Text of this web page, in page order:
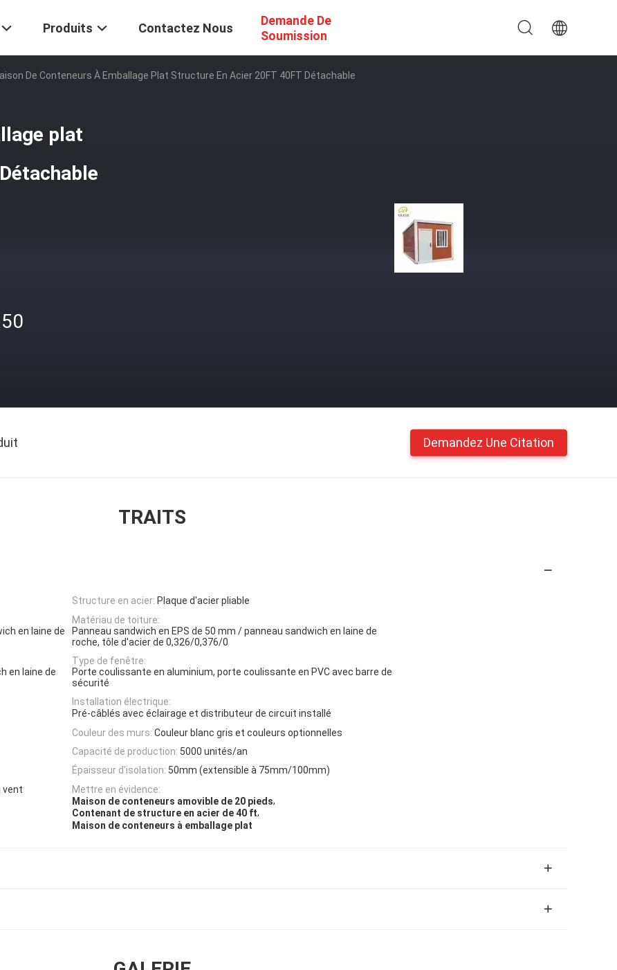
Produits Contactez Nous
Demande De
Soumission
De Conteneurs À Emballage Plat Structure En Acier 20FT 40FT Détachable
plat
Demandez Une Citation
TRAITS
Structure en acier: Plaque d'acier pliable
en laine de
Matériau de toiture:
Panneau sandwich en EPS de 50 mm / panneau sandwich en laine de
roche, tôle d'acier de 0,326/0,376/0
en laine de
Type de fenêtre:
Porte coulissante en aluminium, porte coulissante en PVC avec barre de
sécurité
Installation électrique:
Pré-câblés avec éclairage et distributeur de circuit installé
Couleur des murs: Couleur blanc gris et couleurs optionnelles
Capacité de production: 5000 unités/an
Épaisseur d'isolation: 50mm (extensible à 75mm/100mm)
vent
Mettre en évidence:
Maison de conteneurs amovible de 20 pieds,
Contenant de structure en acier de 40 ft,
Maison de conteneurs à emballage plat